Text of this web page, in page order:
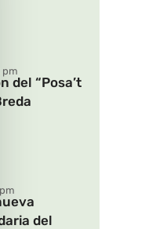
pm
del “Posa’t
del